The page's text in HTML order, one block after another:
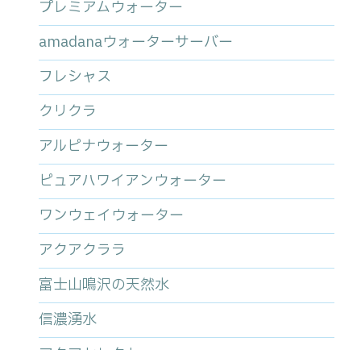
プレミアムウォーター
amadanaウォーターサーバー
フレシャス
クリクラ
アルピナウォーター
ピュアハワイアンウォーター
ワンウェイウォーター
アクアクララ
富士山鳴沢の天然水
信濃湧水